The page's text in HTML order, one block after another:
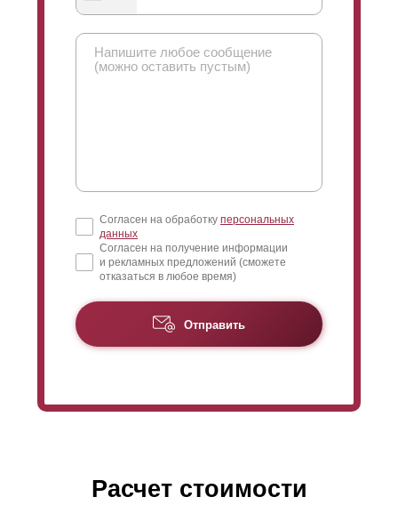
нахлеста есть, ведь в первую очередь он влияет на
угол обзора вашего участка и дома. Когда смотрят
снаружи, то взгляд модно направить только вверх. И
вот тут как раз регулируется угол, чем больше
полностью закрыть обзор участка. Но, иногда есть
это достигается путем увеличения нахлеста.
Согласен на обработку персональных
данных
Согласен на получение информации
и рекламных предложений (сможете
отказаться в любое время)
Отправить
Расчет стоимости